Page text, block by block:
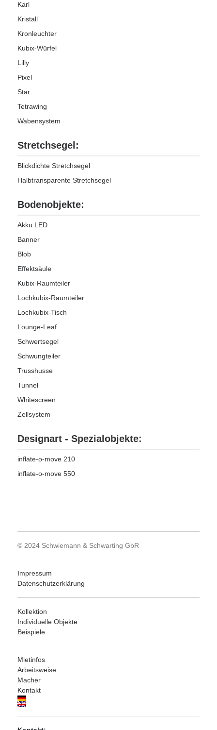
Karl
Kristall
Kronleuchter
Kubix-Würfel
Lilly
Pixel
Star
Tetrawing
Wabensystem
Stretchsegel:
Blickdichte Stretchsegel
Halbtransparente Stretchsegel
Bodenobjekte:
Akku LED
Banner
Blob
Effektsäule
Kubix-Raumteiler
Lochkubix-Raumteiler
Lochkubix-Tisch
Lounge-Leaf
Schwertsegel
Schwungteiler
Trusshusse
Tunnel
Whitescreen
Zellsystem
Designart - Spezialobjekte:
inflate-o-move 210
inflate-o-move 550
© 2024 Schwiemann & Schwarting GbR
Impressum
Datenschutzerklärung
Kollektion
Individuelle Objekte
Beispiele
Mietinfos
Arbeitsweise
Macher
Kontakt